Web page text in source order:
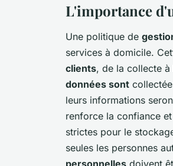
L'importance
Une politique de
services à domicile.
clients, de la collecte à
données sont
leurs informations
renforce la confiance
strictes pour le
seules les personnes
personnelles doivent